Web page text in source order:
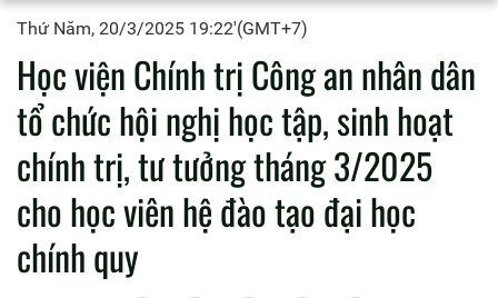
Thứ Năm, 20/3/2025 19:22'(GMT+7)
Học viện Chính trị Công an nhân dân
tổ chức hội nghị học tập, sinh hoạt
chính trị, tư tưởng tháng 3/2025
cho học viên hệ đào tạo đại học
chính quy